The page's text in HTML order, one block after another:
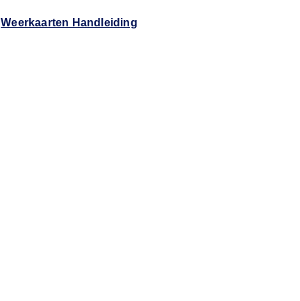
Weerkaarten Handleiding